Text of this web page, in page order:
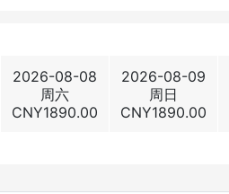
2026-08-08
周六
CNY1890.00
2026-08-09
周日
CNY1890.00